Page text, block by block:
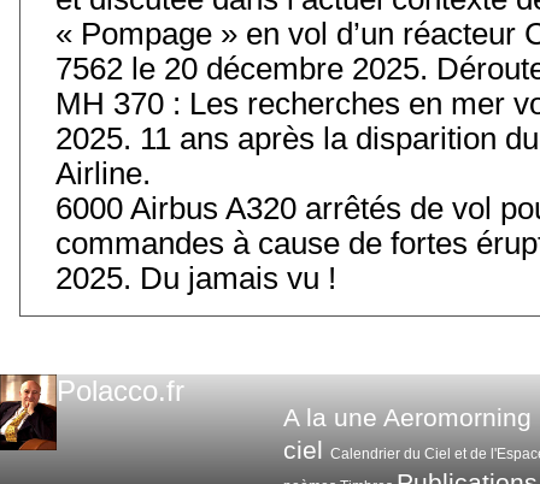
« Pompage » en vol d’un réacteur
7562 le 20 décembre 2025.
MH 370 : Les recherches en mer
2025. 11 ans après la disparition
Airline.
6000 Airbus A320 arrêtés de vol
commandes à cause de fortes
2025. Du jamais vu !
Polacco.fr
A la une Aeromorning
ciel Calendrier du Ciel et de